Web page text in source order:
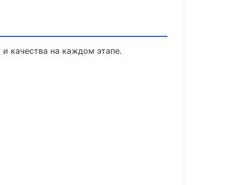
качества на каждом этапе.